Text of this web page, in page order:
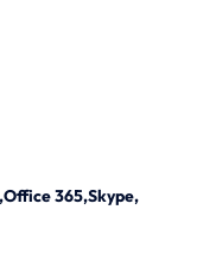
Office 365 Skype